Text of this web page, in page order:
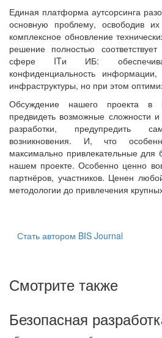
Единая платформа аутсорсинга
основную проблему, освободив
комплексное обновление
решение полностью
сфере ITи ИБ:
конфиденциальность
инфраструктуры, но при этом
Обсуждение нашего проекта в
предвидеть возможные сложности
разработки, предупредить
возникновения. И, что
максимально привлекательные для
нашем проекте. Особенно ценно
партнёров, участников. Ценен
методологии до привлечения
Стать автором BIS Journal
Смотрите также
Безопасная